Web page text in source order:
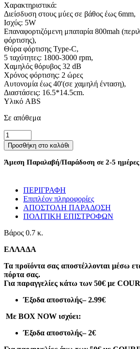
Χαρακτηριστικά:
Διείσδυση στους μύες σε βάθος έως 6mm,
Ισχύς: 5W
Επαναφορτιζόμενη μπαταρία 800mah
φόρτισης),
Θύρα φόρτισης Type-C,
5 ταχύτητες: 1800-3000 rpm,
Χαμηλός θόρυβος 32 dB
Χρόνος φόρτισης: 2 ώρες
Αυτονομία έως 40'(σε χαμηλή ένταση),
Διαστάσεις: 16.5*14.5cm.
Υλικό ABS
Σε απόθεμα
Συσκευή
μασάζ
σώματος
-
Fascial
614691
ποσότητα
Προσθήκη στο καλάθι
Άμεση Παραλαβή/Παράδοση σε 2-5 ημέρες
ΠΕΡΙΓΡΑΦΗ
Επιπλέον πληροφορίες
ΑΠΟΣΤΟΛΗ ΠΑΡΑΔΟΣΗ
ΠΟΛΙΤΙΚΗ ΕΠΙΣΤΡΟΦΩΝ
Βάρος 0.7 κ.
ΕΛΛΑΔΑ
Τα προϊόντα σας αποστέλλονται μέσω
πόρτα σας.
Για παραγγελίες κάτω των 50€ με
Έξοδα αποστολής– 2.99€
Με BOX NOW ισχύει:
Έξοδα αποστολής– 2€